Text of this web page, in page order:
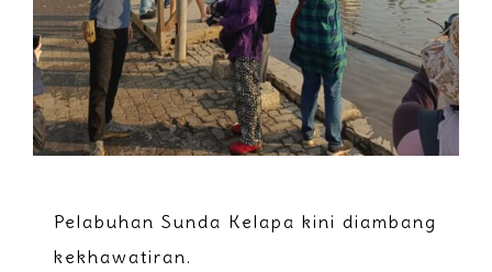
Pelabuhan Sunda Kelapa kini diambang
kekhawatiran.